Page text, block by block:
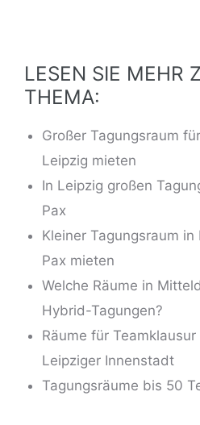
LESEN SIE MEHR
THEMA:
Großer Tagungsraum
Leipzig mieten
In Leipzig großen
Pax
Kleiner Tagungsraum
Pax mieten
Welche Räume in
Hybrid-Tagungen?
Räume für
Leipziger Innenstadt
Tagungsräume bis 50